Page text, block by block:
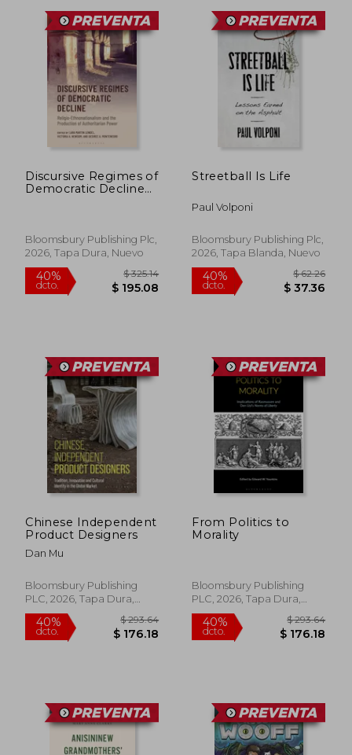
Discursive Regimes of
Democratic Decline
Bloomsbury Publishing Plc,
2026, Tapa Dura, Nuevo
40%
dcto.
$ 325.14
$ 195.08
Streetball Is Life
Paul Volponi
Bloomsbury Publishing Plc,
2026, Tapa Blanda, Nuevo
40%
dcto. $
Chinese Independent
Product Designers
Dan Mu
Bloomsbury Publishing
PLC, 2026, Tapa Dura,
Nuevo
From Politics to
Morality
Bloomsbury Publishing
PLC, 2026, Tapa Dura,
Nuevo